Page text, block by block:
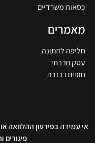
כסאות משרדיים
מאמרים
חליפה לחתונה
עסק חברתי
חופים בכנרת
אי עמידה בפירעון ההלוואה
פיגורים